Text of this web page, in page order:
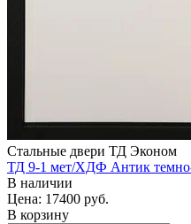
Стальные двери ТД Эконом
ТД 9-1 мет/ХДФ Антик
В наличии
Цена: 17400 руб.
В корзину